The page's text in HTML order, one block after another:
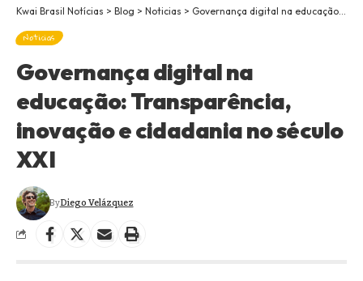
Kwai Brasil Notícias > Blog > Noticias > Governança digital na educação: Transparência, inovação e cidadania no século XXI
Noticias
Governança digital na
educação: Transparência,
inovação e cidadania no século
XXI
ByDiego Velázquez